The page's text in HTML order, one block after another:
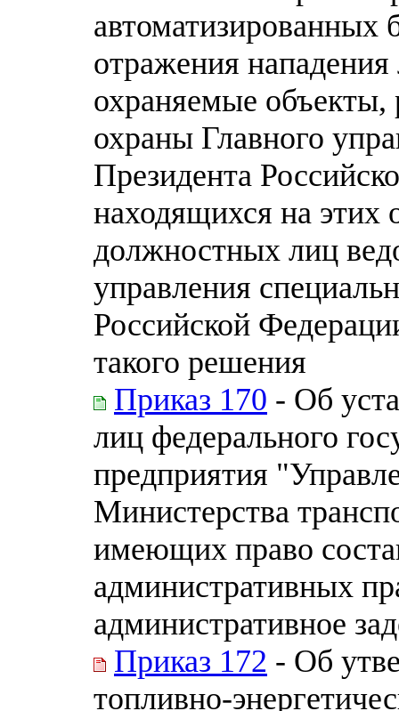
автоматизированных
отражения
охраняемые объекты,
охраны Главного
Президента
находящихся на этих
должностных лиц
управления
Российской
такого решения
Приказ 170 - Об
лиц федерального
предприятия
Министерства
имеющих право
административных
административное
Приказ 172 - Об
топливно-